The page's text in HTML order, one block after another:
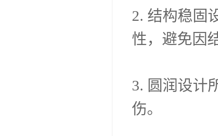
2. 结构稳固
性，避免因
3. 圆润设计
伤。